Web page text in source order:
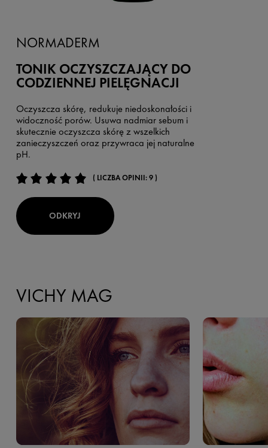
NORMADERM
TONIK OCZYSZCZAJĄCY DO
CODZIENNEJ PIELĘGNACJI
Oczyszcza skórę, redukuje niedoskonałości i
widoczność porów. Usuwa nadmiar sebum i
skutecznie oczyszcza skórę z wszelkich
zanieczyszczeń oraz przywraca jej naturalne
pH.
( LICZBA OPINII: 9 )
ODKRYJ
VICHY MAG